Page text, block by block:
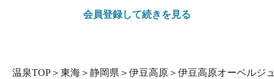
会員登録して続きを見る
温泉TOP ＞ 東海 ＞ 静岡県 ＞ 伊豆高原 ＞ 伊豆高原オーベル